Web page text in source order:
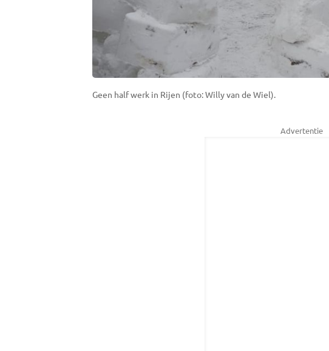
Geen half werk in Rijen (foto: Willy van de Wiel).
Advertentie